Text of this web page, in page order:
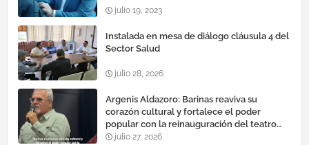
julio 19, 2023
Instalada en mesa de diálogo cláusula 4 del
Sector Salud
julio 28, 2026
Argenis Aldazoro: Barinas reaviva su
corazón cultural y fortalece el poder
popular con la reinauguración del teatro
esteban ruiz guevara
julio 27, 2026